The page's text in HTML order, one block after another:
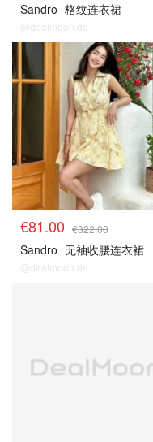
Sandro 格纹连衣裙
@dealmoon.de
€81.00 €322.00
Sandro 无袖收腰连衣裙
@dealmoon.de